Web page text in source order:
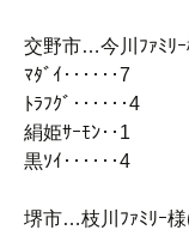
交野市…今川ﾌｧﾐﾘｰ
ﾏﾀﾞｲ‥‥‥7
ﾄﾗﾌｸﾞ‥‥‥4
絹姫ｻｰﾓﾝ‥1
黒ｿｲ‥‥‥4
堺市…枝川ﾌｧﾐﾘｰ様